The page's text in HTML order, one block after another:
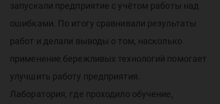
запускали предприятие с учётом работы над
ошибками. По итогу сравнивали результаты
работ и делали выводы о том, насколько
применение бережливых технологий помогает
улучшить работу предприятия.
Лаборатория, где проходило обучение,